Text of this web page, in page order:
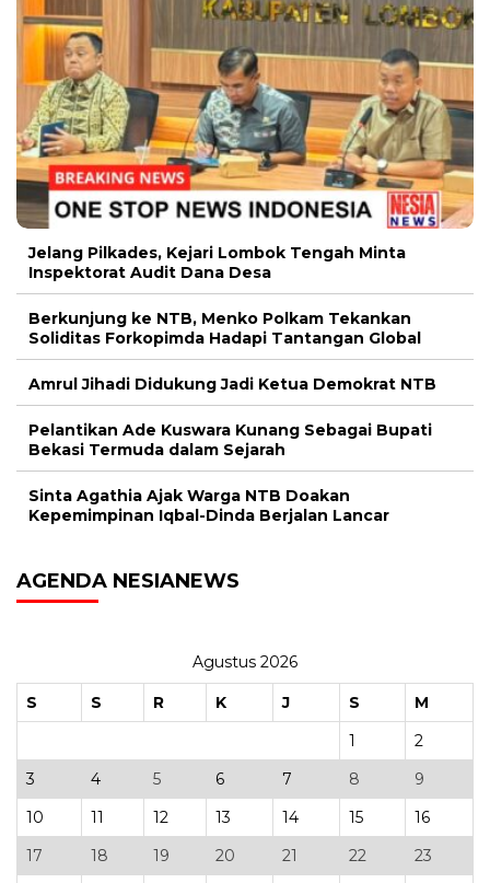
Jelang Pilkades, Kejari Lombok Tengah Minta
Inspektorat Audit Dana Desa
Berkunjung ke NTB, Menko Polkam Tekankan
Soliditas Forkopimda Hadapi Tantangan Global
Amrul Jihadi Didukung Jadi Ketua Demokrat NTB
Pelantikan Ade Kuswara Kunang Sebagai Bupati
Bekasi Termuda dalam Sejarah
Sinta Agathia Ajak Warga NTB Doakan
Kepemimpinan Iqbal-Dinda Berjalan Lancar
AGENDA NESIANEWS
Agustus 2026
S S R K J S
M
1
2
3
4 5 6 7 8
9
10
11 12 13 14 15
16
17
18 19 20 21 22
23